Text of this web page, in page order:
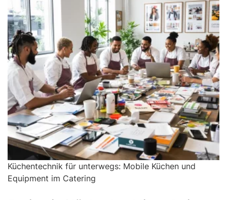
Küchentechnik für unterwegs: Mobile Küchen und
Equipment im Catering